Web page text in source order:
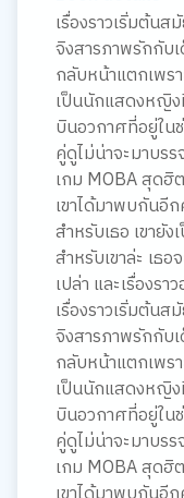
เรื่องราวเริ่มต้นส
จิงสารภาพรักกับเ
กลับหน้าแตกเพร
เป็นนักแสดงหญิง
บินอวกาศที่อยู่ใน
คู่ดูไม่น่าจะมาบร
เกม MOBA สุดฮิ
เขาได้มาพบกันอีก
สำหรับเธอ เขายั
สำหรับเขาล่ะ เธอ
เปล่า และเรื่องร
เรื่องราวเริ่มต้นส
จิงสารภาพรักกับเ
กลับหน้าแตกเพร
เป็นนักแสดงหญิง
บินอวกาศที่อยู่ใน
คู่ดูไม่น่าจะมาบร
เกม MOBA สุดฮิ